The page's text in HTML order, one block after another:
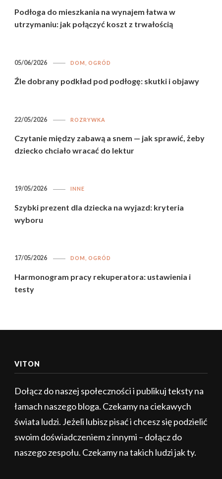
Podłoga do mieszkania na wynajem łatwa w
utrzymaniu: jak połączyć koszt z trwałością
DOM, OGRÓD
Źle dobrany podkład pod podłogę: skutki i objawy
05/06/2026
ROZRYWKA
Czytanie między zabawą a snem — jak sprawić, żeby
dziecko chciało wracać do lektur
22/05/2026
INNE
Szybki prezent dla dziecka na wyjazd: kryteria
wyboru
19/05/2026
DOM, OGRÓD
Harmonogram pracy rekuperatora: ustawienia i
testy
17/05/2026
VITON
Dołącz do naszej społeczności i publikuj teksty na
łamach naszego bloga. Czekamy na ciekawych
świata ludzi. Jeżeli lubisz pisać i chcesz się podzielić
swoim doświadczeniem z innymi – dołącz do
naszego zespołu. Czekamy na takich ludzi jak ty.